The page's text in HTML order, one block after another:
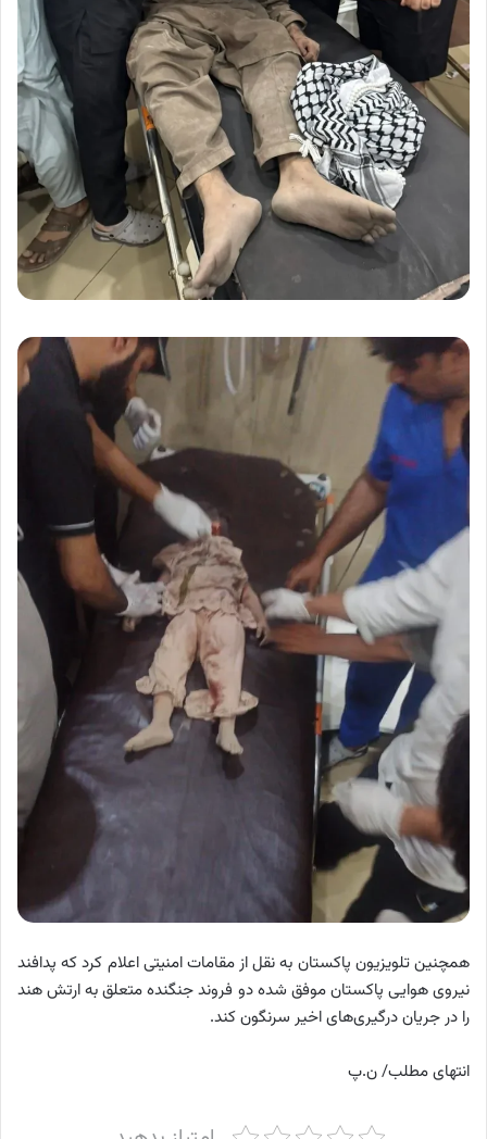
همچنین تلویزیون پاکستان به نقل از مقامات امنیتی اعلام کرد که پدافند
نیروی هوایی پاکستان موفق شده دو فروند جنگنده متعلق به ارتش هند
را در جریان درگیری‌های اخیر سرنگون کند.
انتهای مطلب/ ن.پ